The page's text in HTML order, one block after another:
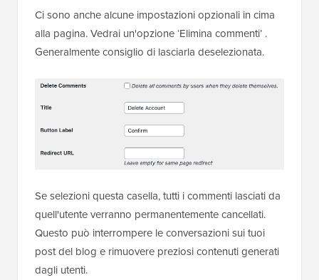
Ci sono anche alcune impostazioni opzionali in cima
alla pagina. Vedrai un'opzione ‘Elimina commenti’ .
Generalmente consiglio di lasciarla deselezionata.
Se selezioni questa casella, tutti i commenti lasciati da
quell'utente verranno permanentemente cancellati.
Questo può interrompere le conversazioni sui tuoi
post del blog e rimuovere preziosi contenuti generati
dagli utenti.